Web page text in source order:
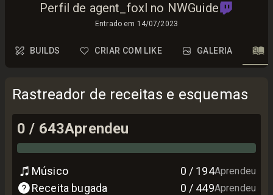
Perfil de agent_foxl no NWGuide
Entrado em 14/07/2023
BUILDS CRIAR COM LIKE GALERIA
Rastreador de receitas e esquemas
0 / 643Aprendeu
Músico 0 / 194Aprendeu
Receita bugada 0 / 449Aprendeu